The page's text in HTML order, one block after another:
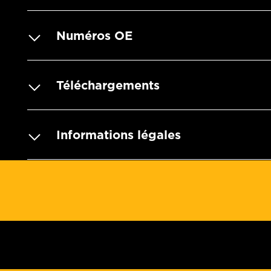
Numéros OE
Téléchargements
Informations légales